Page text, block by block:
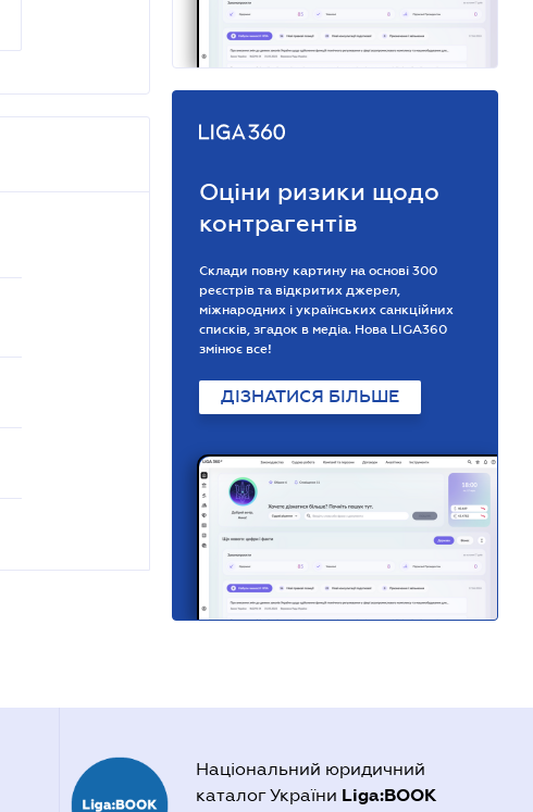
Оціни ризики щодо
контрагентів
Склади повну картину на основі 300
реєстрів та відкритих джерел,
міжнародних і українських санкційних
списків, згадок в медіа. Нова LIGA360
змінює все!
ДІЗНАТИСЯ БІЛЬШЕ
Національний юридичний
каталог України Liga:BOOK